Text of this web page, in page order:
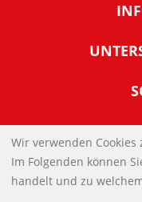
Tipps zur
Banner
Wir verwenden
Im Folgenden können
handelt und zu